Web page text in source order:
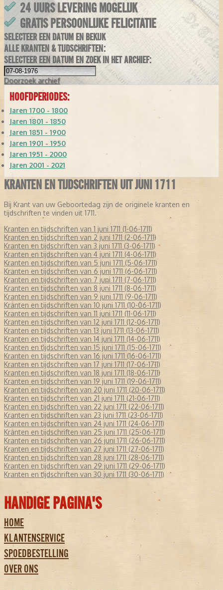
24 UURS LEVERING MOGELIJK
GRATIS PERSOONLIJKE FELICITATIE
SELECTEER EEN DATUM EN BEKIJK
ALLE KRANTEN & TIJDSCHRIFTEN:
SELECTEER EEN DATUM EN ZOEK IN HET ARCHIEF:
Doorzoek archief
HOOFDPERIODES:
Jaren 1700 - 1800
Jaren 1801 - 1850
Jaren 1851 - 1900
Jaren 1901 - 1950
Jaren 1951 - 2000
Jaren 2001 - 2021
KRANTEN EN TIJDSCHRIFTEN UIT JUNI 1711
Bij Krant van uw Geboortedag zijn de originele kranten en
tijdschriften te vinden uit 1711.
Kranten en tijdschriften van 1 juni 1711 (1-06-1711)
Kranten en tijdschriften van 2 juni 1711 (2-06-1711)
Kranten en tijdschriften van 3 juni 1711 (3-06-1711)
Kranten en tijdschriften van 4 juni 1711 (4-06-1711)
Kranten en tijdschriften van 5 juni 1711 (5-06-1711)
Kranten en tijdschriften van 6 juni 1711 (6-06-1711)
Kranten en tijdschriften van 7 juni 1711 (7-06-1711)
Kranten en tijdschriften van 8 juni 1711 (8-06-1711)
Kranten en tijdschriften van 9 juni 1711 (9-06-1711)
Kranten en tijdschriften van 10 juni 1711 (10-06-1711)
Kranten en tijdschriften van 11 juni 1711 (11-06-1711)
Kranten en tijdschriften van 12 juni 1711 (12-06-1711)
Kranten en tijdschriften van 13 juni 1711 (13-06-1711)
Kranten en tijdschriften van 14 juni 1711 (14-06-1711)
Kranten en tijdschriften van 15 juni 1711 (15-06-1711)
Kranten en tijdschriften van 16 juni 1711 (16-06-1711)
Kranten en tijdschriften van 17 juni 1711 (17-06-1711)
Kranten en tijdschriften van 18 juni 1711 (18-06-1711)
Kranten en tijdschriften van 19 juni 1711 (19-06-1711)
Kranten en tijdschriften van 20 juni 1711 (20-06-1711)
Kranten en tijdschriften van 21 juni 1711 (21-06-1711)
Kranten en tijdschriften van 22 juni 1711 (22-06-1711)
Kranten en tijdschriften van 23 juni 1711 (23-06-1711)
Kranten en tijdschriften van 24 juni 1711 (24-06-1711)
Kranten en tijdschriften van 25 juni 1711 (25-06-1711)
Kranten en tijdschriften van 26 juni 1711 (26-06-1711)
Kranten en tijdschriften van 27 juni 1711 (27-06-1711)
Kranten en tijdschriften van 28 juni 1711 (28-06-1711)
Kranten en tijdschriften van 29 juni 1711 (29-06-1711)
Kranten en tijdschriften van 30 juni 1711 (30-06-1711)
HANDIGE PAGINA'S
HOME
KLANTENSERVICE
SPOEDBESTELLING
OVER ONS